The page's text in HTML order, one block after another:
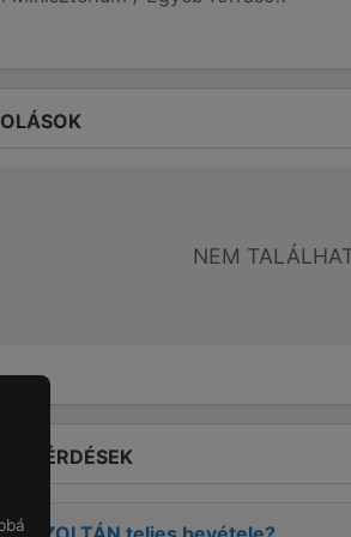
NEM
KÉRDÉSEK